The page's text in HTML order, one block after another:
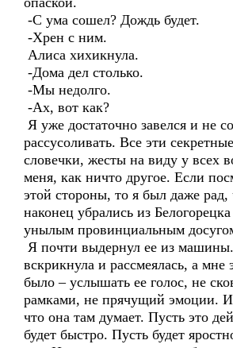
-С ума сошел? Дождь будет.
-Хрен с ним.
Алиса хихикнула.
-Дома дел столько.
-Мы недолго.
-Ах, вот как?
Я уже достаточно завелся и не
рассусоливать. Все эти
словечки, жесты на виду у всех
меня, как ничто другое. Если
этой стороны, то я был даже
наконец убрались из Белогорецка
унылым провинциальным
Я почти выдернул ее из
вскрикнула и рассмеялась, а
было – услышать ее голос, не
рамками, не прячущий эмоции. И
что она там думает. Пусть это
будет быстро. Пусть будет